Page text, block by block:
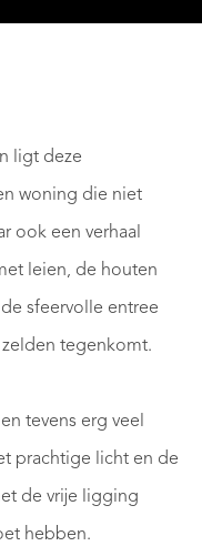
ligt deze
woning die niet
ook een verhaal
leien, de houten
sfeervolle entree
tegenkomt.
tevens erg veel
prachtige licht en de
de vrije ligging
hebben.